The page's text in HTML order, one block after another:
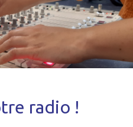
radio !